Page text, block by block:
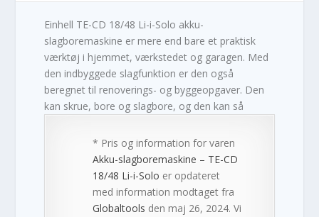
Einhell TE-CD 18/48 Li-i-Solo akku-
slagboremaskine er mere end bare et praktisk
værktøj i hjemmet, værkstedet og garagen. Med
den indbyggede slagfunktion er den også
beregnet til renoverings- og byggeopgaver. Den
kan skrue, bore og slagbore, og den kan så
* Pris og information for varen
Akku-slagboremaskine – TE-CD
18/48 Li-i-Solo er opdateret
med information modtaget fra
Globaltools den maj 26, 2024. Vi